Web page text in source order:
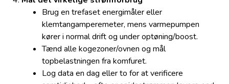
Brug en trefaset energimåler eller
klemtangamperemeter, mens varmepumpen
kører i normal drift og under optøning/boost.
Tænd alle kogezoner/ovnen og mål
topbelastningen fra komfuret.
Log data en dag eller to for at verificere